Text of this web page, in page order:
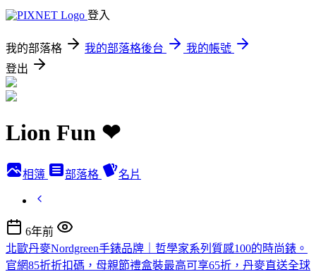
登入
我的部落格 我的部落格後台
我的帳號
登出
Lion Fun ❤
相簿 部落格 名片
6年前
北歐丹麥Nordgreen手錶品牌｜哲學家系列質感100的時尚錶。
官網85折折扣碼，母親節禮盒裝最高可享65折，丹麥直送全球